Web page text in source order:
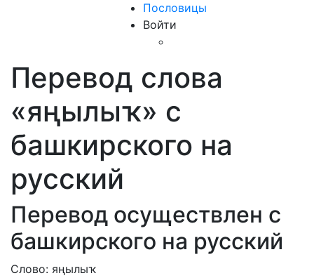
Пословицы
Войти
Перевод слова
«яңылыҡ» с
башкирского на
русский
Перевод осуществлен с
башкирского на русский
Слово: яңылыҡ